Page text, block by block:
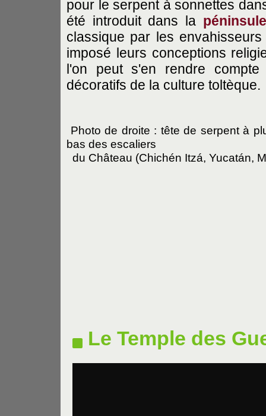
pour le serpent à sonnettes
été introduit dans la
classique par les
imposé leurs conceptions
l'on peut s'en rendre
décoratifs de la culture toltèque.
Photo de droite : tête de serpent à
bas des escaliers
du Château (Chichén Itzá, Yucatán,
Le Temple des